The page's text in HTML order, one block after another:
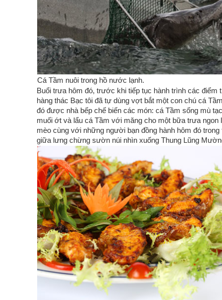
Cá Tầm nuôi trong hồ nước lạnh.
Buổi trưa hôm đó, trước khi tiếp tục hành trình các điểm
hàng thác Bạc tôi đã tự dùng vợt bắt một con chú cá
đó được nhà bếp chế biến các món: cá Tầm sống mù
muối ớt và lẩu cá Tầm với măng cho một bữa trưa ngon
mèo cùng với những người bạn đồng hành hôm đó trong
giữa lưng chừng sườn núi nhìn xuống Thung Lũng